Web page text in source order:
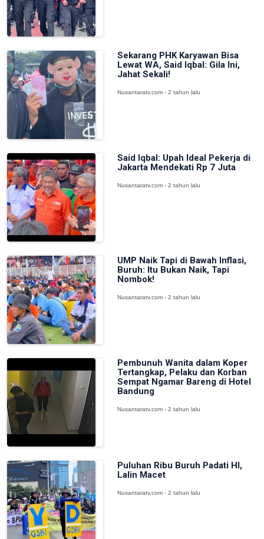
Sekarang PHK Karyawan Bisa
Lewat WA, Said Iqbal: Gila Ini,
Jahat Sekali!
Nusantaratv.com - 2 tahun lalu
Said Iqbal: Upah Ideal Pekerja di
Jakarta Mendekati Rp 7 Juta
Nusantaratv.com - 2 tahun lalu
UMP Naik Tapi di Bawah Inflasi,
Buruh: Itu Bukan Naik, Tapi
Nombok!
Nusantaratv.com - 2 tahun lalu
Pembunuh Wanita dalam Koper
Tertangkap, Pelaku dan Korban
Sempat Ngamar Bareng di Hotel
Bandung
Nusantaratv.com - 2 tahun lalu
Puluhan Ribu Buruh Padati HI,
Lalin Macet
Nusantaratv.com - 2 tahun lalu